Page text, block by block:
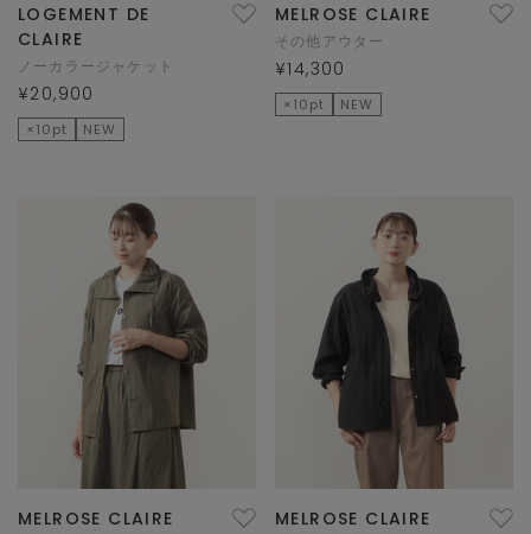
LOGEMENT DE
CLAIRE
ノーカラージャケット
¥20,900
×10pt NEW
MELROSE CLAIRE
その他アウター
¥14,300
×10pt NEW
MELROSE CLAIRE MELROSE CLAIRE